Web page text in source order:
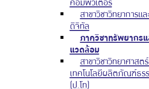
สาขาวิชาวิทยาการแ
ดิจิทัล
ภาควิชาทรัพยากรแ
แวดล้อม
สาขาวิชาวิทยาศาสต
เทคโนโลยีผลิตภัณฑ์ธร
(ป.โท)